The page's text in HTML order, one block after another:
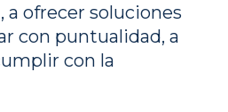
a ofrecer soluciones
con puntualidad, a
con la